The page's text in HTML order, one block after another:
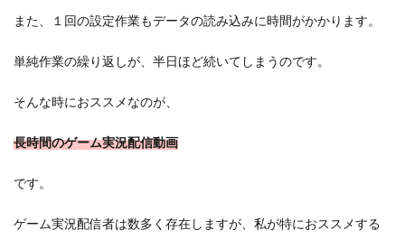
また、１回の設定作業もデータの読み込みに時間がかかります。
単純作業の繰り返しが、半日ほど続いてしまうのです。
そんな時におススメなのが、
長時間のゲーム実況配信動画
です。
ゲーム実況配信者は数多く存在しますが、私が特におススメする